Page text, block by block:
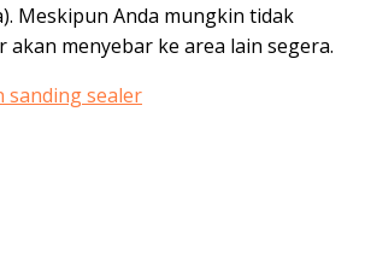
Meskipun Anda mungkin tidak
menyebar ke area lain segera.